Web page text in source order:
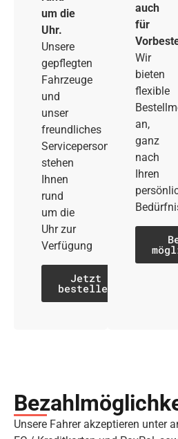
um die
Uhr.
Unsere
gepflegten
Fahrzeuge
und
unser
freundliches
Servicepersonal
stehen
Ihnen
rund
um die
Uhr zur
Verfügung
Jetzt
bestellen
auch
für
Wir
bieten
flexible
an,
ganz
nach
Ihren
Unsere Fahrer akzeptieren unter